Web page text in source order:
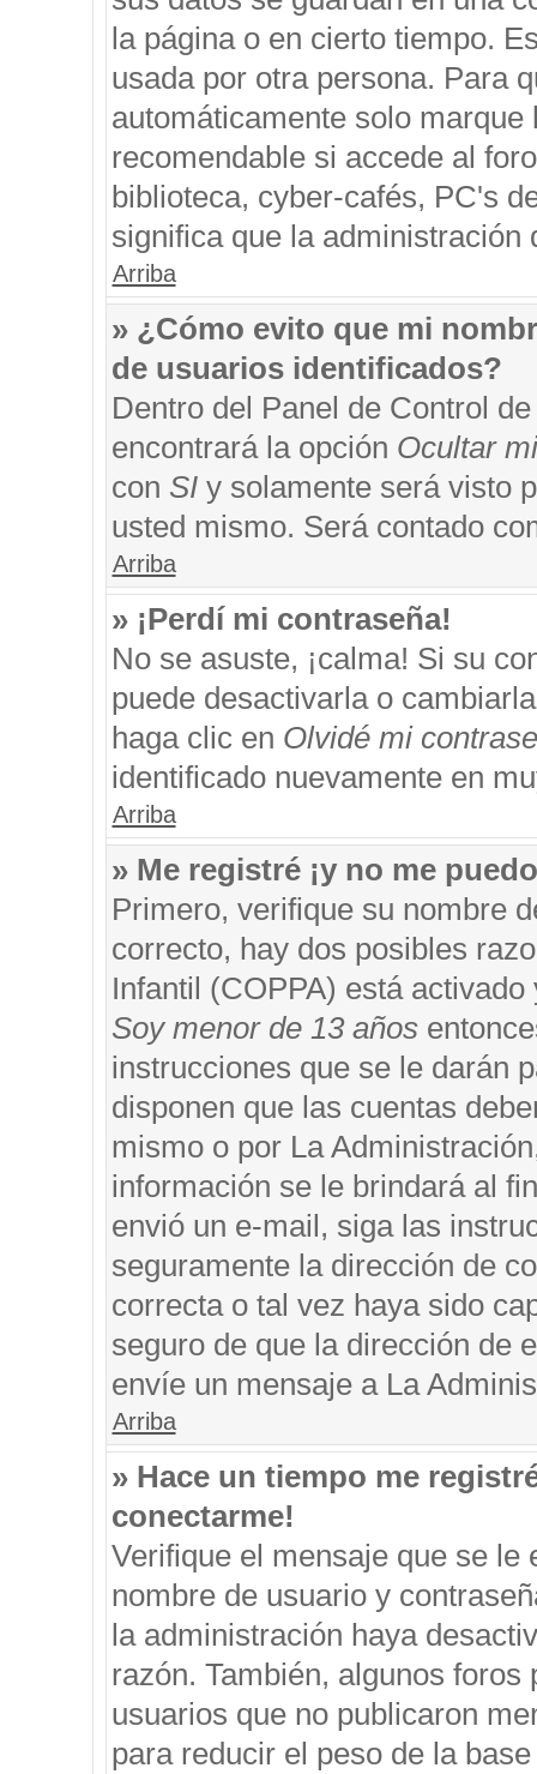
la página o en cierto tiempo.
usada por otra persona. Para
automáticamente solo
recomendable si accede al
biblioteca, cyber-cafés, PC's
significa que la administración
Arriba
» ¿Cómo evito que mi
de usuarios identificados?
Dentro del Panel de Control
encontrará la opción Ocultar
con SIy solamente será visto
usted mismo. Será contado
Arriba
» ¡Perdí mi contraseña!
No se asuste, ¡calma! Si su
puede desactivarla o
haga clic en Olvidé mi
identificado nuevamente en
Arriba
» Me registré ¡y no me
Primero, verifique su nombre
correcto, hay dos posibles
Infantil (COPPA) está
Soy menor de 13 años
instrucciones que se le darán
disponen que las cuentas
mismo o por La
información se le brindará al
envió un e-mail, siga las
seguramente la dirección de
correcta o tal vez haya sido
seguro de que la dirección de
envíe un mensaje a La
Arriba
» Hace un tiempo me
conectarme!
Verifique el mensaje que se
nombre de usuario y
la administración haya
razón. También, algunos
usuarios que no publicaron
para reducir el peso de la